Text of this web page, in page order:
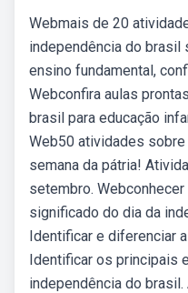
Webmais de 20
independência do brasil
ensino fundamental,
Webconfira aulas
brasil para educação
Web50 atividades
semana da pátria!
setembro.
significado do dia da
Identificar e diferenciar
Identificar os principais
independência do